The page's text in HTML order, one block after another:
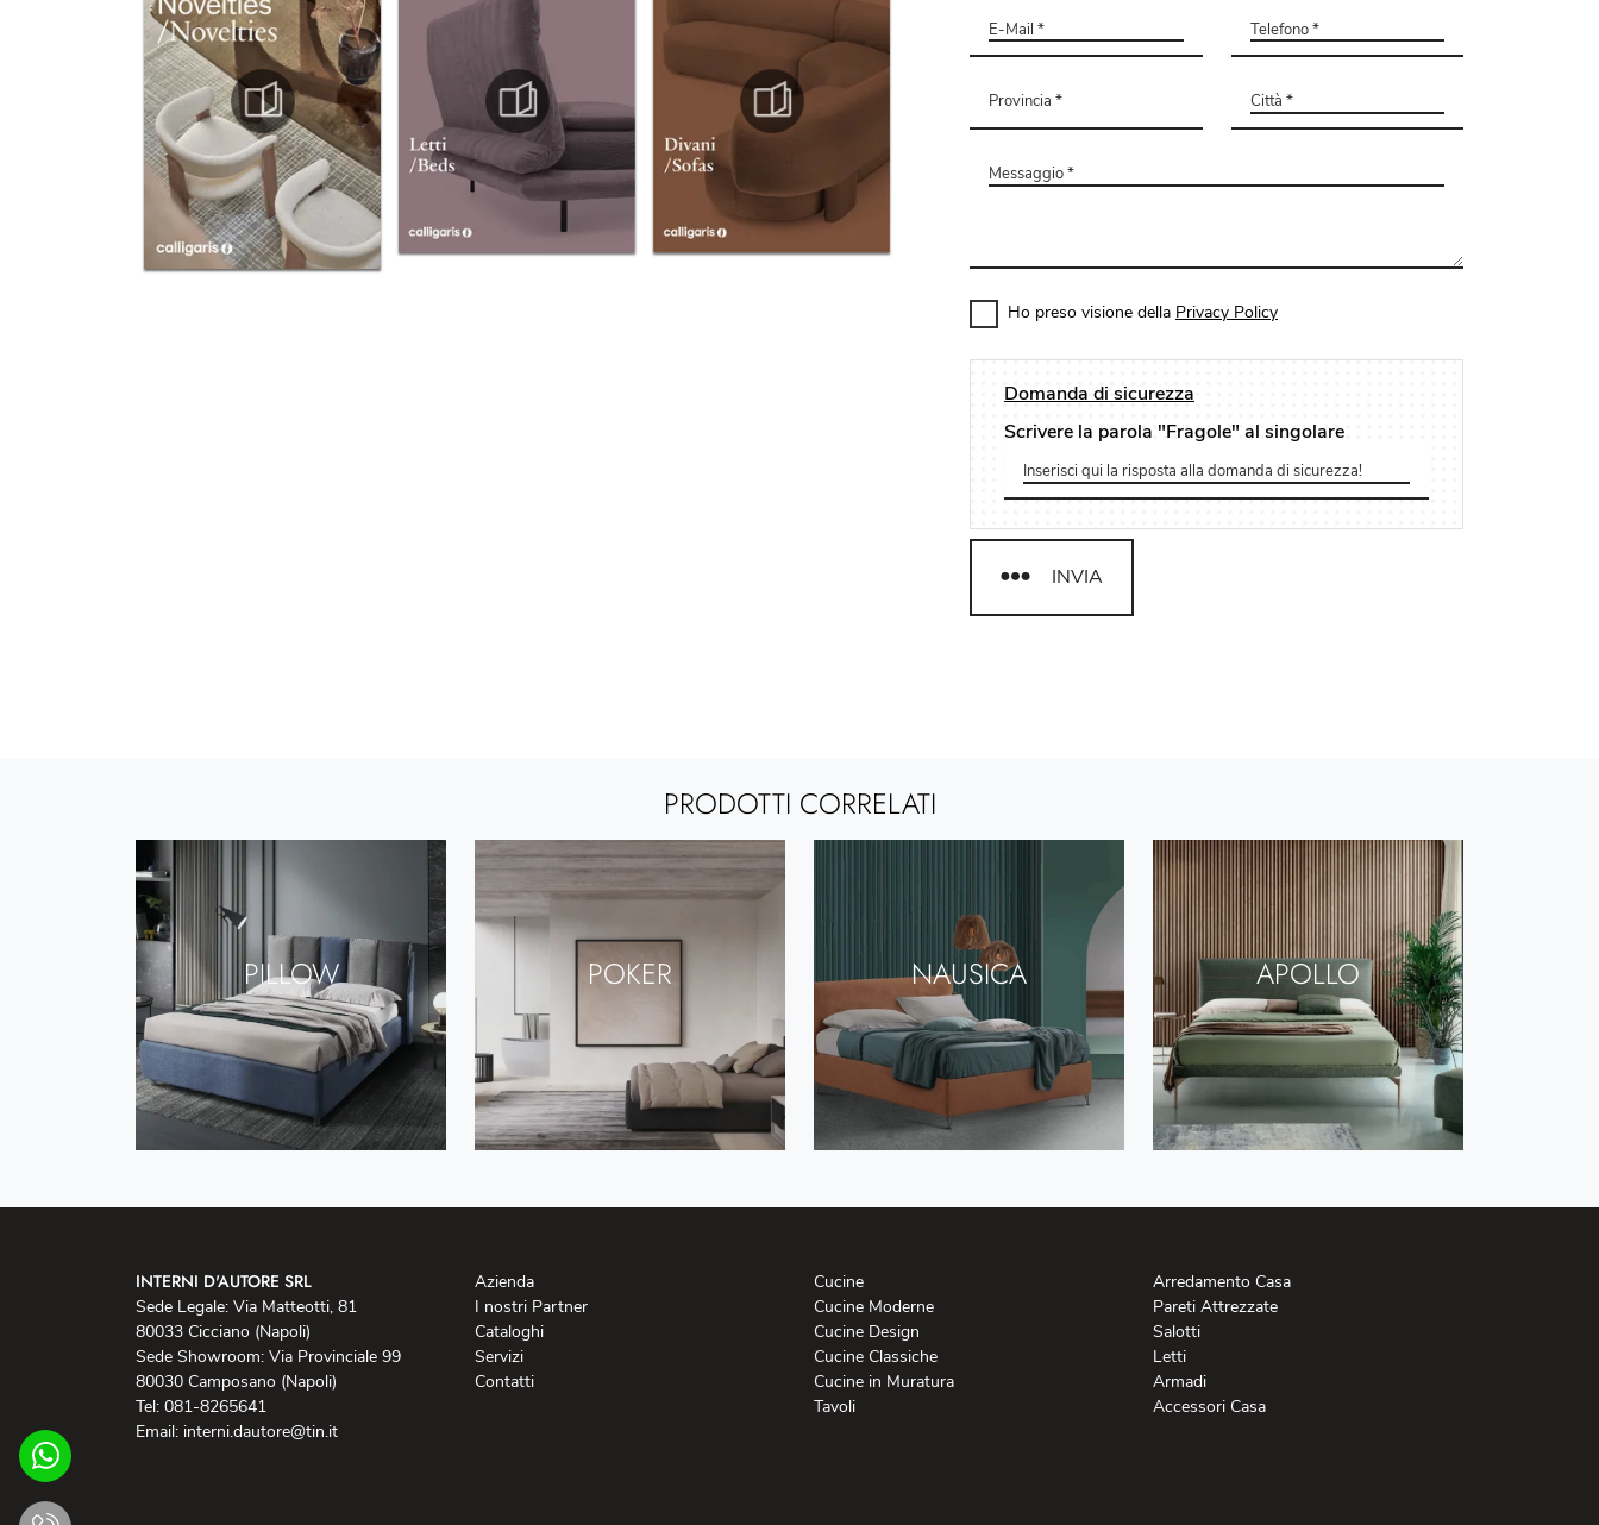
Ho preso visione della Privacy Policy
Domanda di sicurezza
Scrivere la parola "Fragole" al singolare
INVIA
PRODOTTI CORRELATI
PILLOW POKER NAUSICA APOLLO
INTERNI D'AUTORE SRL
Sede Legale: Via Matteotti, 81
80033 Cicciano (Napoli)
Sede Showroom: Via Provinciale 99
80030 Camposano (Napoli)
Tel: 081-8265641
Email: interni.dautore@tin.it
Azienda
I nostri Partner
Cataloghi
Servizi
Contatti
Cucine
Cucine Moderne
Cucine Design
Cucine Classiche
Cucine in Muratura
Tavoli
Arredamento Casa
Pareti Attrezzate
Salotti
Letti
Armadi
Accessori Casa